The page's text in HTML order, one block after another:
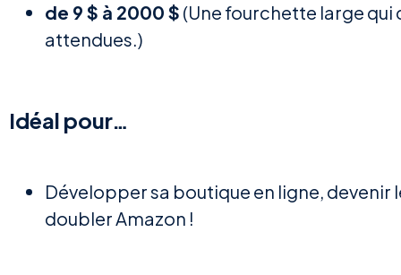
de 9 $ à 2000 $ (Une fourchette large
attendues.)
Idéal pour…
Développer sa boutique en ligne,
doubler Amazon !